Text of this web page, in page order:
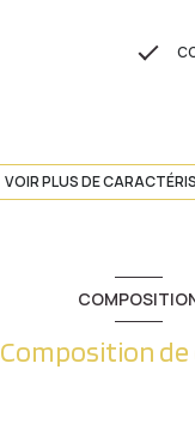
1
VOIR PLUS DE
Composition de